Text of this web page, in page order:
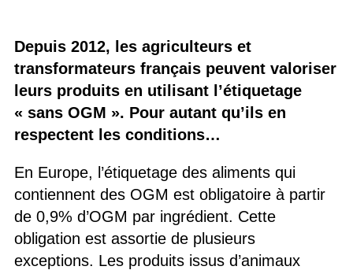
Depuis 2012, les agriculteurs et
transformateurs français peuvent valoriser
leurs produits en utilisant l’étiquetage
« sans OGM ». Pour autant qu’ils en
respectent les conditions…
En Europe, l’étiquetage des aliments qui
contiennent des OGM est obligatoire à partir
de 0,9% d’OGM par ingrédient. Cette
obligation est assortie de plusieurs
exceptions. Les produits issus d’animaux